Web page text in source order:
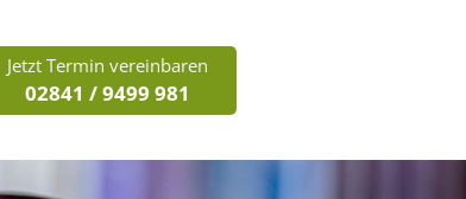
Jetzt Termin vereinbaren
02841 / 9499 981